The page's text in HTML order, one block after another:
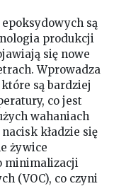
są
produkcji
się nowe
Wprowadza
są bardziej
co jest
wahaniach
kładzie się
żywice
minimalizacji
(VOC), co czyni